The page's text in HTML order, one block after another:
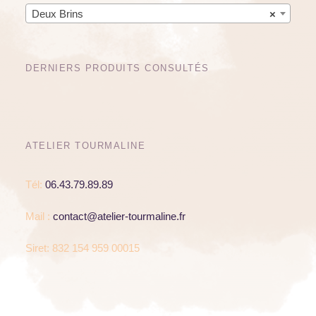
×
Deux Brins
DERNIERS PRODUITS CONSULTÉS
ATELIER TOURMALINE
Tél: 06.43.79.89.89
Mail : contact@atelier-tourmaline.fr
Siret: 832 154 959 00015